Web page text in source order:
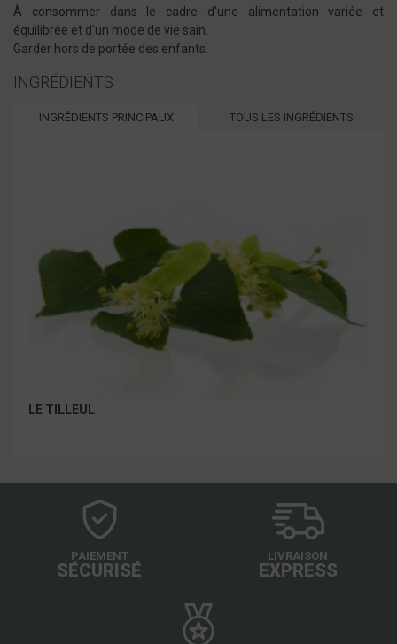
À consommer dans le cadre d'une alimentation variée et
équilibrée et d'un mode de vie sain.
Garder hors de portée des enfants.
INGRÉDIENTS
INGRÉDIENTS PRINCIPAUX TOUS LES INGRÉDIENTS
LE TILLEUL
PAIEMENT
SÉCURISÉ
LIVRAISON
EXPRESS